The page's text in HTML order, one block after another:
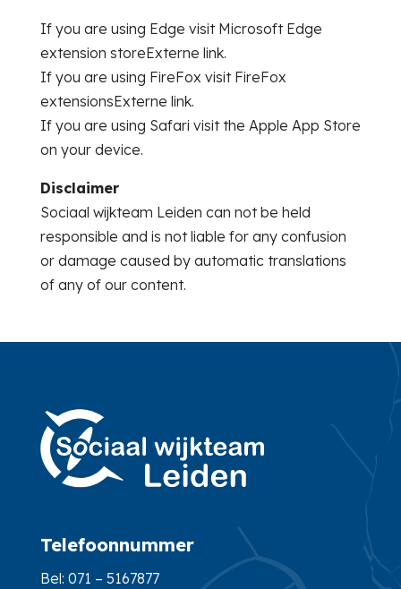
If you are using Edge visit Microsoft Edge
extension storeExterne link.
If you are using FireFox visit FireFox
extensionsExterne link.
If you are using Safari visit the Apple App Store
on your device.
Disclaimer
Sociaal wijkteam Leiden can not be held
responsible and is not liable for any confusion
or damage caused by automatic translations
of any of our content.
Telefoonnummer
Bel: 071 – 5167877